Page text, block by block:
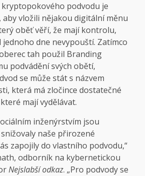
podvodu je
vložili nějakou digitální měnu
oběť věří, že mají kontrolu,
dne nevypouští. Zatímco
tah použil Branding
podvádění svých obětí,
se může stát s názvem
která má zločince dostatečné
mají vydělávat.
inženýrstvím jsou
naše přirozené
zapojily do vlastního podvodu,“
odborník na kybernetickou
Nejslabší odkaz. „Pro podvody se